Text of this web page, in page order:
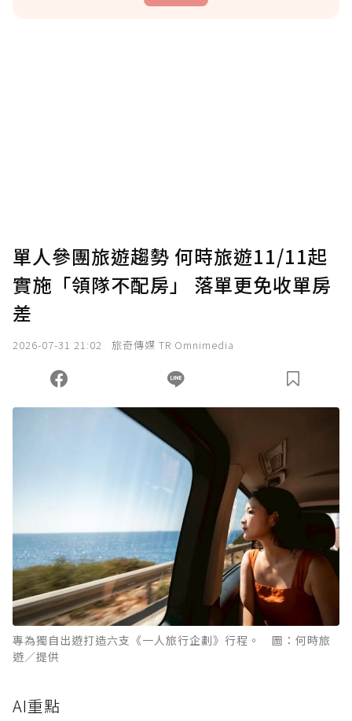
確認送出
您當前剩餘 U 利點數：0點；前往 購買點數
單人參團旅遊趨勢 何時旅遊11/11起
實施「領隊不配房」 落單更免收單房
差
2026-07-31 21:02 旅奇傳媒 TR Omnimedia
專為獨自出遊打造六支《一人旅行企劃》行程。 圖：何時旅
遊／提供
AI重點